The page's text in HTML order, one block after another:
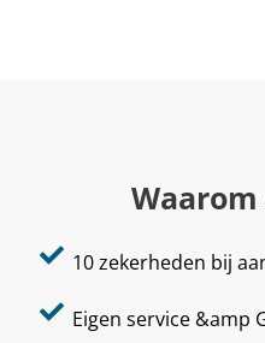
10 zekerheden bij
Eigen service &amp